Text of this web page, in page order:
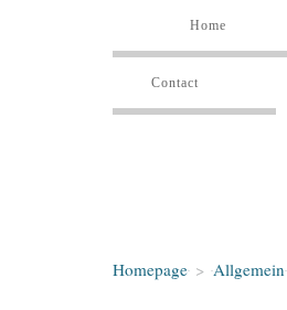
Home
Contact
Homepage > Allgemein